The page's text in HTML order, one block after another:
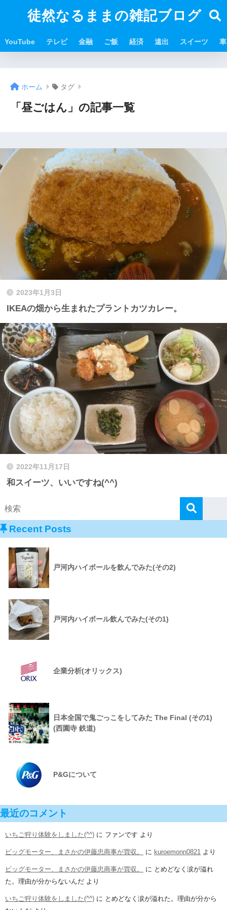
徒然なるままの雑記ブログ
YouTube テレビ 金融 ご飯 経済 遠出 スイーツ 車
ホーム タグ
「昼ごはん」の記事一覧
2023年1月3日
IKEAの畑から生まれたプラントカツカレー。
2022年11月17日
和スイーツ、いいですね(^^)
Recent Posts
戸河内ハイボールを飲んでみた(その2)
戸河内ハイボール飲んでみた(その1)
企業分析(オリックス)
日本全国で鬼ごっこをしてみた The Final (その1)
(西園寺 鉄道)
P&Gについて
最近のコメント
いちご狩り体験をしました(^^) に ファンです より
ビッグモーター、まさかの伊藤忠商事が買収。 に kuroemonn0821 より
ビッグモーター、まさかの伊藤忠商事が買収。 に とめどなく涙が溢れ
た。理由が分からないんだ より
いちご狩り体験をしました(^^) に とめどなく涙が溢れた。理由が分から